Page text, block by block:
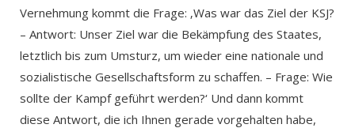
Vernehmung kommt die Frage: ‚Was war das Ziel der KSJ?
– Antwort: Unser Ziel war die Bekämpfung des Staates,
letztlich bis zum Umsturz, um wieder eine nationale und
sozialistische Gesellschaftsform zu schaffen. – Frage: Wie
sollte der Kampf geführt werden?‘ Und dann kommt
diese Antwort, die ich Ihnen gerade vorgehalten habe,